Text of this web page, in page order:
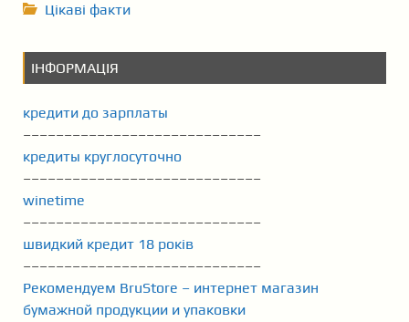
Цікаві факти
ІНФОРМАЦІЯ
кредити до зарплаты
–––––––––––––––––––––––––––––
кредиты круглосуточно
–––––––––––––––––––––––––––––
winetime
–––––––––––––––––––––––––––––
швидкий кредит 18 років
–––––––––––––––––––––––––––––
Рекомендуем BruStore – интернет магазин
бумажной продукции и упаковки